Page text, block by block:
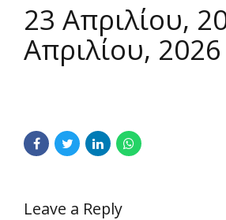
23 Απριλίου,
Απριλίου, 2026
Leave a Reply